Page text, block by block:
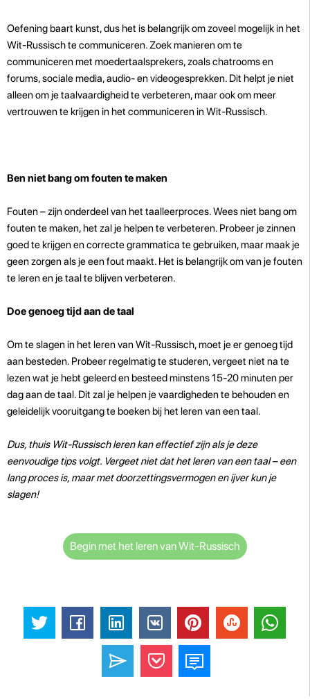
Oefening baart kunst, dus het is belangrijk om zoveel mogelijk in het
Wit-Russisch te communiceren. Zoek manieren om te
communiceren met moedertaalsprekers, zoals chatrooms en
forums, sociale media, audio- en videogesprekken. Dit helpt je niet
alleen om je taalvaardigheid te verbeteren, maar ook om meer
vertrouwen te krijgen in het communiceren in Wit-Russisch.
Ben niet bang om fouten te maken
Fouten – zijn onderdeel van het taalleerproces. Wees niet bang om
fouten te maken, het zal je helpen te verbeteren. Probeer je zinnen
goed te krijgen en correcte grammatica te gebruiken, maar maak je
geen zorgen als je een fout maakt. Het is belangrijk om van je fouten
te leren en je taal te blijven verbeteren.
Doe genoeg tijd aan de taal
Om te slagen in het leren van Wit-Russisch, moet je er genoeg tijd
aan besteden. Probeer regelmatig te studeren, vergeet niet na te
lezen wat je hebt geleerd en besteed minstens 15-20 minuten per
dag aan de taal. Dit zal je helpen je vaardigheden te behouden en
geleidelijk vooruitgang te boeken bij het leren van een taal.
Dus, thuis Wit-Russisch leren kan effectief zijn als je deze
eenvoudige tips volgt. Vergeet niet dat het leren van een taal – een
lang proces is, maar met doorzettingsvermogen en ijver kun je
slagen!
Begin met het leren van Wit-Russisch